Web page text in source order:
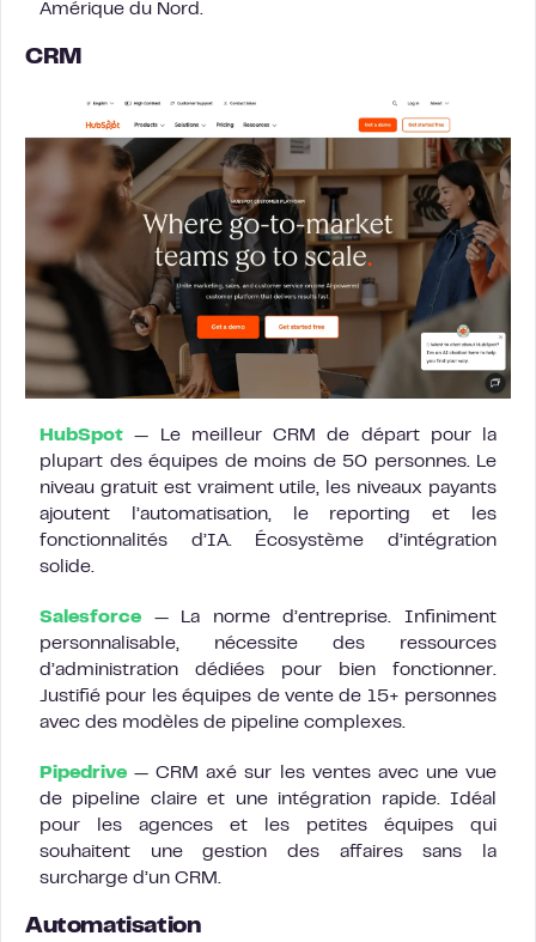
Amérique du Nord.
CRM
HubSpot — Le meilleur CRM de départ pour la
plupart des équipes de moins de 50 personnes. Le
niveau gratuit est vraiment utile, les niveaux payants
ajoutent l’automatisation, le reporting et les
fonctionnalités d’IA. Écosystème d’intégration
solide.
Salesforce — La norme d’entreprise. Infiniment
personnalisable, nécessite des ressources
d’administration dédiées pour bien fonctionner.
Justifié pour les équipes de vente de 15+ personnes
avec des modèles de pipeline complexes.
Pipedrive — CRM axé sur les ventes avec une vue
de pipeline claire et une intégration rapide. Idéal
pour les agences et les petites équipes qui
souhaitent une gestion des affaires sans la
surcharge d’un CRM.
Automatisation